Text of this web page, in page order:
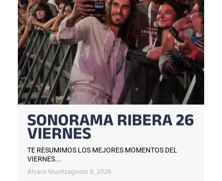
SONORAMA RIBERA 26
VIERNES
TE RESUMIMOS LOS MEJORES MOMENTOS DEL
VIERNES...
Álvaro Muntzagosto 8, 2026